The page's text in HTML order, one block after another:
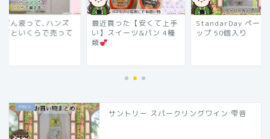
ぼん液って､ハンズ
だといくらで売って
最近買った【安くて上手
い】スイーツ&パン 4種
類
StandarDay ペーパ
ップ 50個入り
サントリー スパークリングワイン 雫音